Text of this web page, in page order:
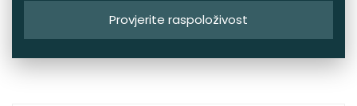
Provjerite raspoloživost